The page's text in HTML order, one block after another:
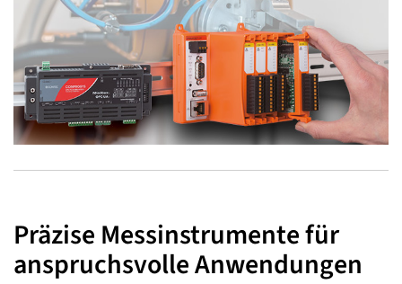
Präzise Messinstrumente für
anspruchsvolle Anwendungen